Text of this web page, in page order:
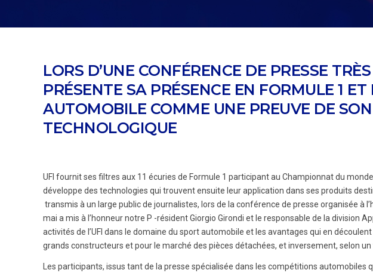
LORS D’UNE CONFÉRENCE DE PRESSE
PRÉSENTE SA PRÉSENCE EN FORMULE 1
AUTOMOBILE COMME UNE PREUVE DE
TECHNOLOGIQUE
UFI fournit ses filtres aux 11 écuries de Formule 1 participant au Championnat du
développe des technologies qui trouvent ensuite leur application dans ses produits
transmis à un large public de journalistes, lors de la conférence de presse organisée à
mai a mis à l’honneur notre P -résident Giorgio Girondi et le responsable de la division
activités de l’UFI dans le domaine du sport automobile et les avantages qui en
grands constructeurs et pour le marché des pièces détachées, et inversement, selon
Les participants, issus tant de la presse spécialisée dans les compétitions automobiles